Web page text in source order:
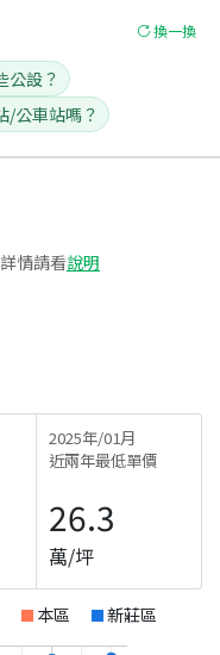
換一換
公設？
/公車站嗎？
情請看說明
2025年/01月
近兩年最低單價
26.3
萬/坪
本區 新莊區